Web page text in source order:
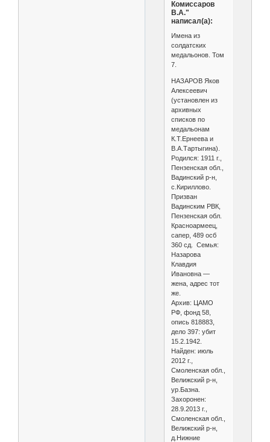
Комиссаров
В.А."
написал(а):
Имена из
солдатских
медальонов. Том
7.
НАЗАРОВ Яков
Алексеевич
(установлен из
архивных
списков по
медальонам
К.Т.Ернеева и
В.А.Тартыгина).
Родился: 1911 г.,
Пензенская обл.,
Вадинский р-н,
с.Кириллово.
Призван
Вадинским РВК,
Пензенская обл.
Красноармеец,
сапер, 489 осб
360 сд. Семья:
Назарова
Клавдия
Ивановна —
жена, адрес тот
же.
Архив: ЦАМО
РФ, фонд 58,
опись 818883,
дело 397: убит
15.2.1942.
Найден: июль
2012 г.,
Смоленская обл.,
Велижский р-н,
ур.Базна.
Захоронен:
28.9.2013 г.,
Смоленская обл.,
Велижский р-н,
д.Нижние